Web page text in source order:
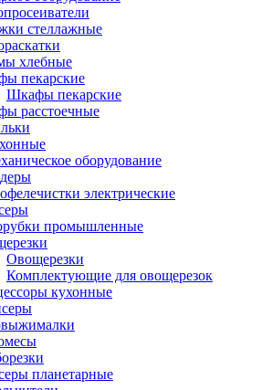
стеллажные
хлебные
пекарские
Шкафы пекарские
расстоечные
оборудование
электрические
промышленные
Овощерезки
Комплектующие для овощерезок
кухонные
планетарные